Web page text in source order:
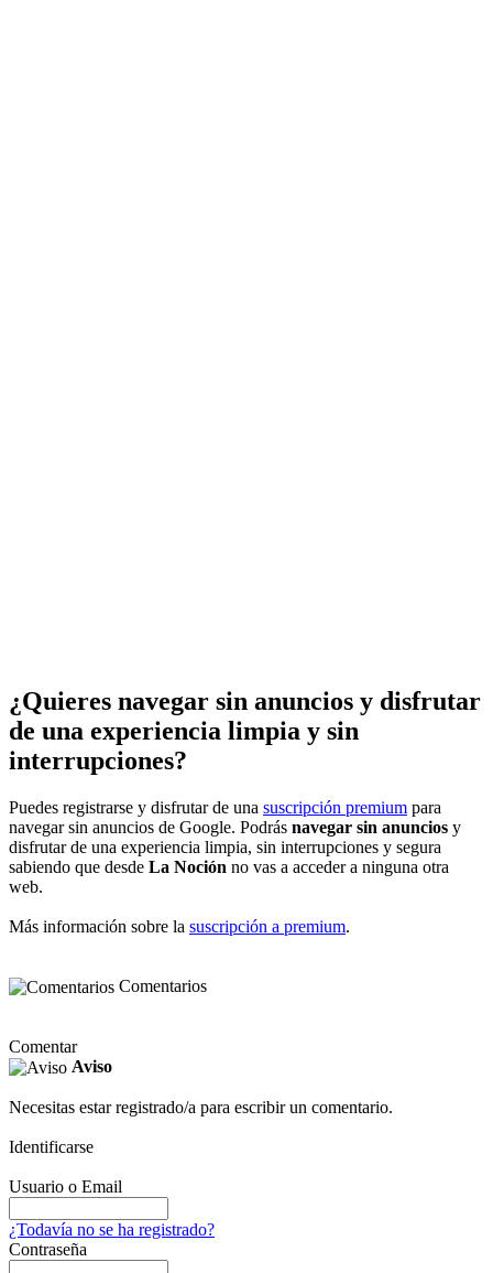
¿Quieres navegar sin anuncios y disfrutar
de una experiencia limpia y sin
interrupciones?
Puedes registrarse y disfrutar de una suscripción premium para
navegar sin anuncios de Google. Podrás navegar sin anuncios y
disfrutar de una experiencia limpia, sin interrupciones y segura
sabiendo que desde La Noción no vas a acceder a ninguna otra
web.
Más información sobre la suscripción a premium.
Comentarios
Comentar
Aviso
Necesitas estar registrado/a para escribir un comentario.
Identificarse
Usuario o Email
¿Todavía no se ha registrado?
Contraseña